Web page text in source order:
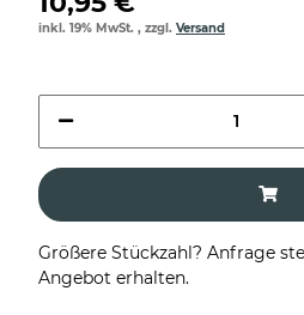
inkl. 19% MwSt. , zzgl. Versand
Größere Stückzahl? Anfrage
Angebot erhalten.